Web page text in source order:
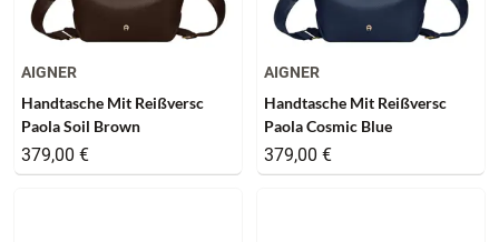
AIGNER
Handtasche Mit Reißversc
Paola Soil Brown
379,00 €
AIGNER
Handtasche Mit Reißversc
Paola Cosmic Blue
379,00 €